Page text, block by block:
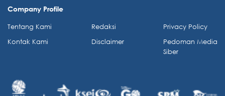
Company Profile
Tentang Kami
Kontak Kami
Redaksi
Disclaimer
Privacy Policy
Pedoman Media
Siber